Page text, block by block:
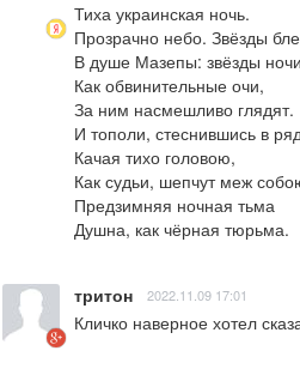
Тиха украинская ночь.
Прозрачно небо. Звёзды
В душе Мазепы: звёзды
Как обвинительные очи,
За ним насмешливо глядят.
И тополи, стеснившись в
Качая тихо головою,
Как судьи, шепчут меж
Предзимняя ночная тьма
Душна, как чёрная тюрьма.
тритон 2022.11.09 17:01
Кличко наверное хотел